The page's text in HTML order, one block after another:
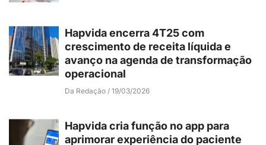
Hapvida encerra 4T25 com
crescimento de receita líquida e
avanço na agenda de transformação
operacional
Da Redação 19/03/2026
Hapvida cria função no app para
aprimorar experiência do paciente